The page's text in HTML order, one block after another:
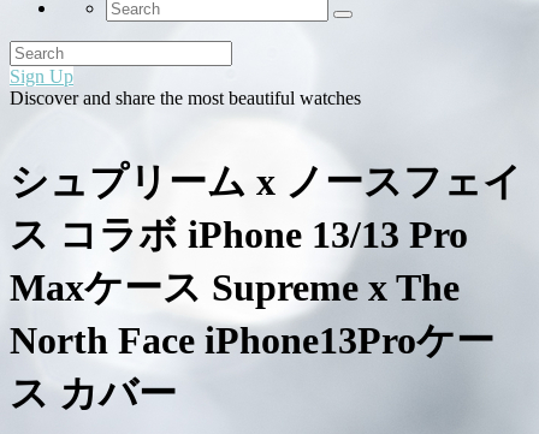
Sign Up
Discover and share the most beautiful watches
シュプリーム x ノースフェイ
ス コラボ iPhone 13/13 Pro
Maxケース Supreme x The
North Face iPhone13Proケー
ス カバー